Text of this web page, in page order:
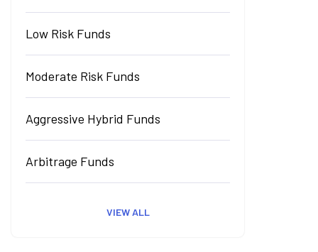
Low Risk Funds
Moderate Risk Funds
Aggressive Hybrid Funds
Arbitrage Funds
VIEW ALL